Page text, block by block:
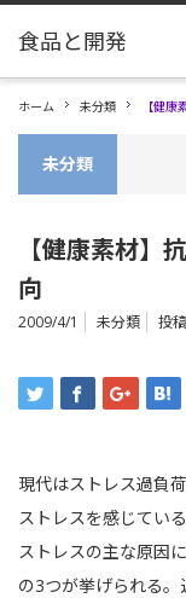
ホーム 未分類 【健
未分類
【健康素材】
向
2009/4/1 未分類 投
現代はストレス過負
ストレスを感じてい
ストレスの主な原因
の3つが挙げられる